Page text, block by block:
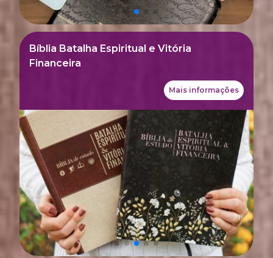
Bíblia Batalha Espiritual e Vitória
Financeira
Mais informações